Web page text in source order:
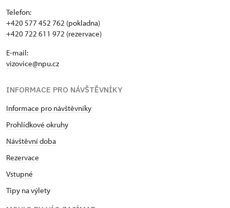
Telefon:
+420 577 452 762 (pokladna)
+420 722 611 972 (rezervace)
E-mail:
vizovice@npu.cz
INFORMACE PRO NÁVŠTĚVNÍKY
Informace pro návštěvníky
Prohlídkové okruhy
Návštěvní doba
Rezervace
Vstupné
Tipy na výlety